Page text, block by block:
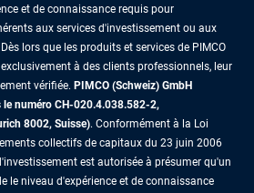
et de connaissance requis pour
aux services d'investissement ou aux
lors que les produits et services de PIMCO
à des clients professionnels, leur
vérifiée. PIMCO (Schweiz) GmbH
le numéro CH-020.4.038.582-2,
8002, Suisse). Conformément à la Loi
collectifs de capitaux du 23 juin 2006
est autorisée à présumer qu'un
le niveau d'expérience et de connaissance